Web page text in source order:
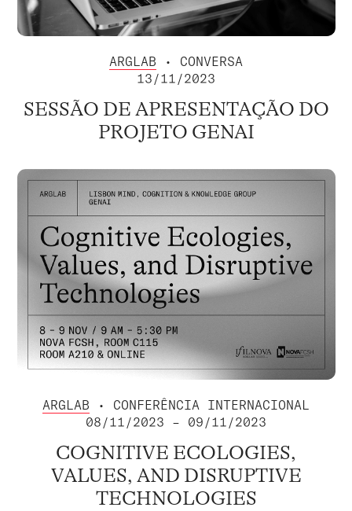
ARGLAB • CONVERSA
13/11/2023
SESSÃO DE APRESENTAÇÃO DO
PROJETO GENAI
ARGLAB • CONFERÊNCIA INTERNACIONAL
08/11/2023 – 09/11/2023
COGNITIVE ECOLOGIES,
VALUES, AND DISRUPTIVE
TECHNOLOGIES